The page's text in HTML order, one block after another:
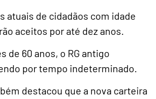
atuais de cidadãos com idade
aceitos por até dez anos.
de 60 anos, o RG antigo
por tempo indeterminado.
destacou que a nova carteira